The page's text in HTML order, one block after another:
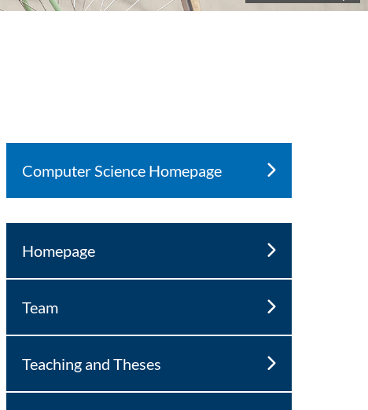
Computer Science Homepage
Homepage
Team
Teaching and Theses